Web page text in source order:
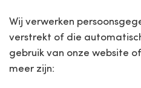
Wij verwerken
verstrekt of die
gebruik van onze website
meer zijn: